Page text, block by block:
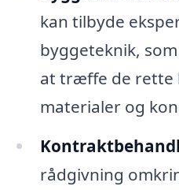
kan tilbyde
byggeteknik,
at træffe de rette
materialer og
rådgivning